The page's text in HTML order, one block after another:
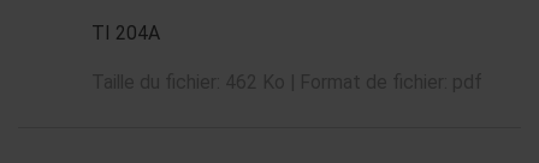
TI 204A